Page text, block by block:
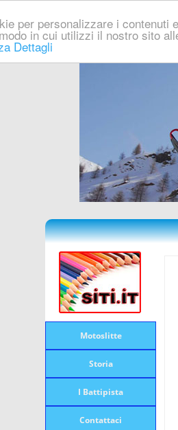
per personalizzare i contenuti
in cui utilizzi il nostro sito
Dettagli
Motoslitte
Storia
I Battipista
Contattaci